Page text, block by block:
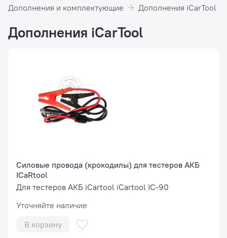
Дополнения и комплектующие
Дополнения iCarTool
Дополнения iCarTool
Силовые провода (крокодилы) для тестеров АКБ
ICaRtool
Для тестеров АКБ iCartool iCartool IC-90
Уточняйте наличие
В корзину